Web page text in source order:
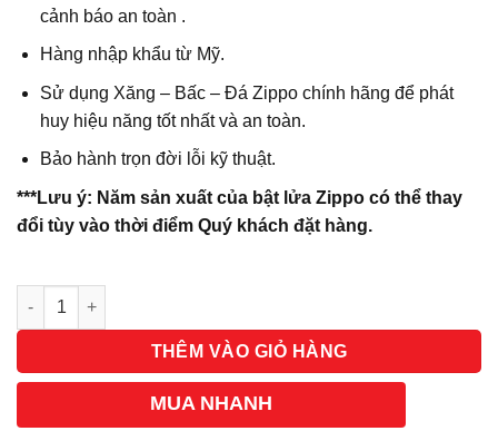
cảnh báo an toàn .
Hàng nhập khẩu từ Mỹ.
Sử dụng Xăng – Bấc – Đá Zippo chính hãng để phát
huy hiệu năng tốt nhất và an toàn.
Bảo hành trọn đời lỗi kỹ thuật.
***Lưu ý: Năm sản xuất của bật lửa Zippo có thể thay
đổi tùy vào thời điểm Quý khách đặt hàng.
Số lượng
THÊM VÀO GIỎ HÀNG
MUA NHANH